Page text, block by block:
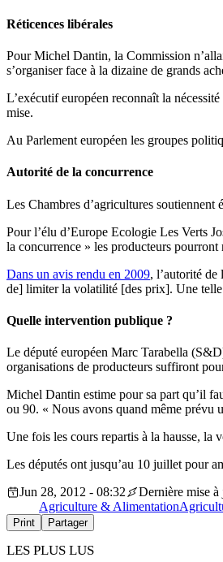
Réticences libérales
Pour Michel Dantin, la Commission
s’organiser face à la dizaine de grands
L’exécutif européen reconnaît la
mise.
Au Parlement européen les groupes
Autorité de la concurrence
Les Chambres d’agricultures
Pour l’élu d’Europe Ecologie Les Verts
la concurrence » les producteurs
Dans un avis rendu en 2009, l’autorité
de] limiter la volatilité [des prix]. Une
Quelle intervention publique ?
Le député européen Marc Tarabella
organisations de producteurs suffiront
Michel Dantin estime pour sa part qu’il
ou 90. « Nous avons quand même prévu
Une fois les cours repartis à la hausse, la
Les députés ont jusqu’au 10 juillet pour
Jun 28, 2012 - 08:32
Dernière mise
Agriculture & Alimentation
Print Partager
LES PLUS LUS